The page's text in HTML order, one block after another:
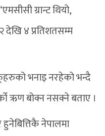
ग्रान्ट थियो,
४ प्रतिशतसम्म
भनाइ नरहेको भन्दै
ऋण बोक्न नसक्ने बताए ।
नेपालमा